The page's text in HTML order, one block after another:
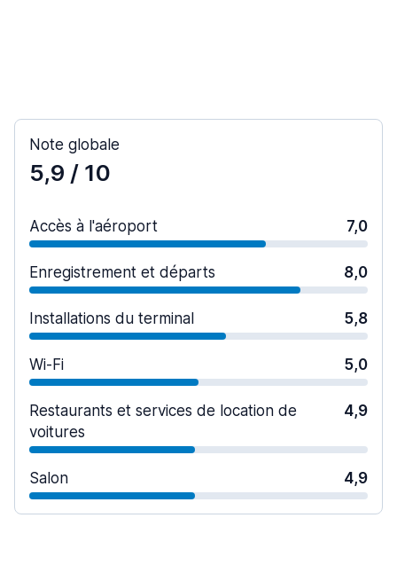
Note globale
5,9 / 10
Accès à l'aéroport 7,0
Enregistrement et départs 8,0
Installations du terminal 5,8
Wi-Fi 5,0
Restaurants et services de location de
voitures
4,9
Salon 4,9